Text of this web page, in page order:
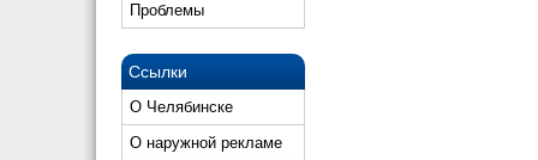
Проблемы
Ссылки
О Челябинске
О наружной рекламе